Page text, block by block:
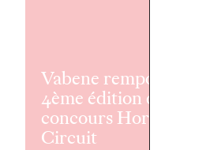
Vabene remporte la
4ème édition du
concours Hors
Circuit